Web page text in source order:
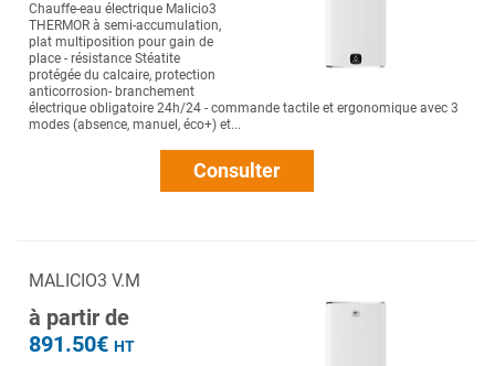
Chauffe-eau électrique Malicio3
THERMOR à semi-accumulation,
plat multiposition pour gain de
place - résistance Stéatite
protégée du calcaire, protection
anticorrosion- branchement
électrique obligatoire 24h/24 - commande tactile et ergonomique avec 3
modes (absence, manuel, éco+) et...
Consulter
MALICIO3 V.M
à partir de
891.50€ HT